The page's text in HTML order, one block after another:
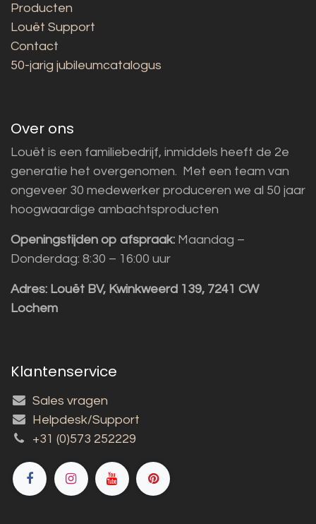
Producten
Louët Support
Contact
50-jarig jubileumcatalogus
Over ons
Louët is een familiebedrijf, inmiddels heeft de 2e
generatie het overgenomen. Met een team van
ongeveer 30 medewerker produceren we al 50 jaar
hoogwaardige ambachtsproducten
Openingstijden op afspraak: Maandag –
Donderdag: 8:30 – 16:00 uur
Adres: Louët BV, Kwinkweerd 139, 7241 CW
Lochem
Klantenservice
Sales vragen
Helpdesk/Support
+31 (0)573 252229